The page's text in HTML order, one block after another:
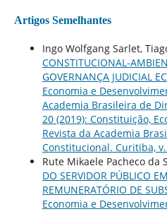
Artigos Semelhantes
Ingo Wolfgang Sarlet,
CONSTITUCIONAL-
GOVERNANÇA JUDICIAL
Economia e
Academia Brasileira de
20 (2019): Constituição,
Revista da Academia
Constitucional. Curitiba,
Rute Mikaele Pacheco da
DO SERVIDOR PÚBLICO
REMUNERATÓRIO DE
Economia e